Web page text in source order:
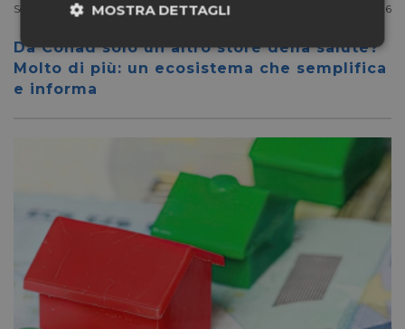
Scanner Longevity Luglio 27 2026
Da Conad solo un altro store della salute?
Molto di più: un ecosistema che semplifica
e informa
MOSTRA DETTAGLI
Necessari Marketing
Marketing Non classificati
I cookie necessari contribuiscono a rendere fruibile il
sito web abilitandone funzionalità di base quali la
navigazione sulle pagine e l'accesso alle aree
protette del sito. Il sito web non è in grado di